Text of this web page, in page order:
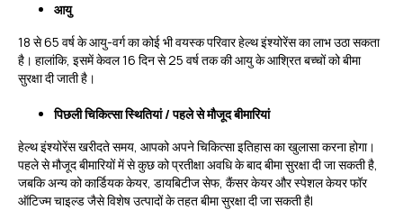
आयु
18 से 65 वर्ष के आयु-वर्ग का कोई भी वयस्क परिवार हेल्थ इंश्योरेंस का लाभ उठा सकता
है। हालांकि, इसमें केवल 16 दिन से 25 वर्ष तक की आयु के आश्रित बच्चों को बीमा
सुरक्षा दी जाती है।
पिछली चिकित्सा स्थितियां / पहले से मौजूद बीमारियां
हेल्थ इंश्योरेंस खरीदते समय, आपको अपने चिकित्सा इतिहास का खुलासा करना होगा।
पहले से मौजूद बीमारियों में से कुछ को प्रतीक्षा अवधि के बाद बीमा सुरक्षा दी जा सकती है,
जबकि अन्य को कार्डियक केयर, डायबिटीज सेफ, कैंसर केयर और स्पेशल केयर फॉर
ऑटिज्म चाइल्ड जैसे विशेष उत्पादों के तहत बीमा सुरक्षा दी जा सकती है|